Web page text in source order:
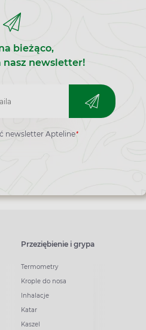
bieżąco,
nasz newsletter!
newsletter Apteline*
Przeziębienie i grypa
Termometry
Krople do nosa
Inhalacje
Katar
Kaszel